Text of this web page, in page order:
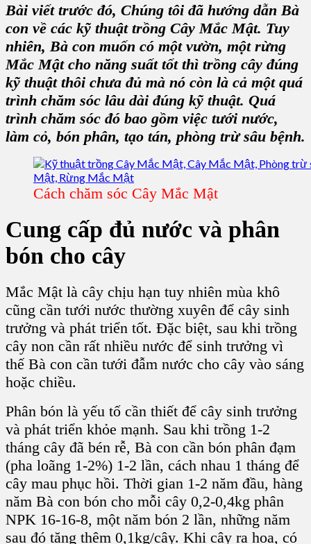
Bài viết trước đó, Chúng tôi đã hướng dẫn Bà
con về các kỹ thuật trồng Cây Mắc Mật. Tuy
nhiên, Bà con muốn có một vườn, một rừng
Mắc Mậtcho năng suất tốt thì trồng cây đúng
kỹ thuật thôi chưa đủ mà nó còn là cả một quá
trình chăm sóc lâu dài đúng kỹ thuật. Quá
trình chăm sóc đó bao gồm việc tưới nước,
làm cỏ, bón phân, tạo tán, phòng trừ sâu bệnh.
Cách chăm sóc Cây Mắc Mật
Cung cấp đủ nước và phân
bón cho cây
Mắc Mật là cây chịu hạn tuy nhiên mùa khô
cũng cần tưới nước thường xuyên để cây sinh
trưởng và phát triển tốt. Đặc biệt, sau khi trồng
cây non cần rất nhiều nước để sinh trưởng vì
thế Bà con cần tưới đẫm nước cho cây vào sáng
hoặc chiều.
Phân bón là yếu tố cần thiết để cây sinh trưởng
và phát triển khỏe mạnh. Sau khi trồng 1-2
tháng cây đã bén rễ, Bà con cần bón phân đạm
(pha loãng 1-2%) 1-2 lần, cách nhau 1 tháng để
cây mau phục hồi. Thời gian 1-2 năm đầu, hàng
năm Bà con bón cho mỗi cây 0,2-0,4kg phân
NPK 16-16-8, một năm bón 2 lần, những năm
sau đó tăng thêm 0,1kg/cây. Khi cây ra hoa, có